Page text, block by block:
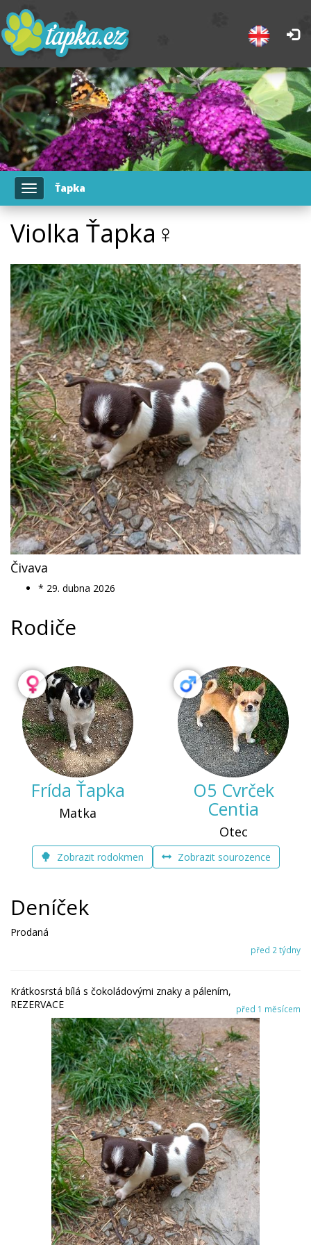
Toggle
navigation
Ťapka
Violka Ťapka♀
Čivava
* 29. dubna 2026
Rodiče
Frída Ťapka
Matka
O5 Cvrček
Centia
Otec
Zobrazit rodokmen Zobrazit sourozence
Deníček
před 2 týdny
Prodaná
před 1 měsícem
Krátkosrstá bílá s čokoládovými znaky a pálením,
REZERVACE